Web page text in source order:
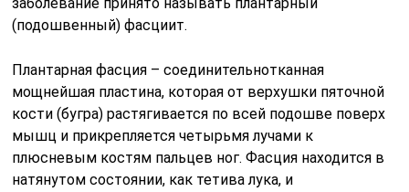
(подошвенный) фасциит.
Плантарная фасция – соединительнотканная
мощнейшая пластина, которая от верхушки пяточной
кости (бугра) растягивается по всей подошве поверх
мышц и прикрепляется четырьмя лучами к
плюсневым костям пальцев ног. Фасция находится в
натянутом состоянии, как тетива лука, и